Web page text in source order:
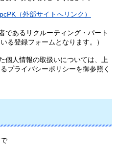
（外部サイトへリンク）
であるリクルーティング・パート
る登録フォームとなります。）
個人情報の取扱いについては、上
プライバシーポリシーを御参照く